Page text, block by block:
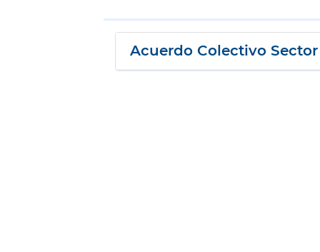
Acuerdo Colectivo